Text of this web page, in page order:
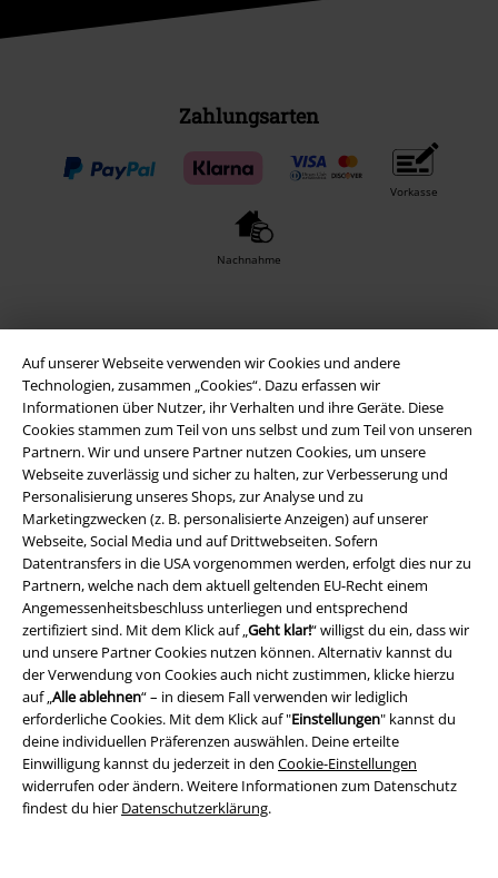
Auf unserer Webseite verwenden wir Cookies und andere
Technologien, zusammen „Cookies“. Dazu erfassen wir
Informationen über Nutzer, ihr Verhalten und ihre Geräte. Diese
Cookies stammen zum Teil von uns selbst und zum Teil von unseren
Partnern. Wir und unsere Partner nutzen Cookies, um unsere
Webseite zuverlässig und sicher zu halten, zur Verbesserung und
Personalisierung unseres Shops, zur Analyse und zu
Marketingzwecken (z. B. personalisierte Anzeigen) auf unserer
Webseite, Social Media und auf Drittwebseiten. Sofern
Datentransfers in die USA vorgenommen werden, erfolgt dies nur zu
Partnern, welche nach dem aktuell geltenden EU-Recht einem
Angemessenheitsbeschluss unterliegen und entsprechend
zertifiziert sind. Mit dem Klick auf „Geht klar!“ willigst du ein, dass wir
und unsere Partner Cookies nutzen können. Alternativ kannst du
der Verwendung von Cookies auch nicht zustimmen, klicke hierzu
auf „Alle ablehnen“ – in diesem Fall verwenden wir lediglich
erforderliche Cookies. Mit dem Klick auf "Einstellungen" kannst du
deine individuellen Präferenzen auswählen. Deine erteilte
Einwilligung kannst du jederzeit in den Cookie-Einstellungen
widerrufen oder ändern. Weitere Informationen zum Datenschutz
findest du hier Datenschutzerklärung.
Zahlungsarten
Vorkasse
Nachnahme
EMP App
Lade dir jetzt kostenlos unsere neue EMP App runter und genieße
die vielen neuen Funktionen und Vorteile!
A Warner Music Group Company